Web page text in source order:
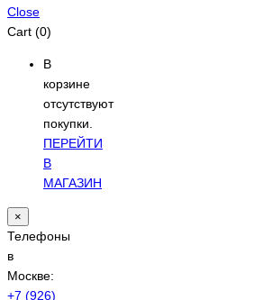
Close
Cart (0)
В
корзине
отсутствуют
покупки.
ПЕРЕЙТИ
В
МАГАЗИН
×
Телефоны
в
Москве:
+7 (926)